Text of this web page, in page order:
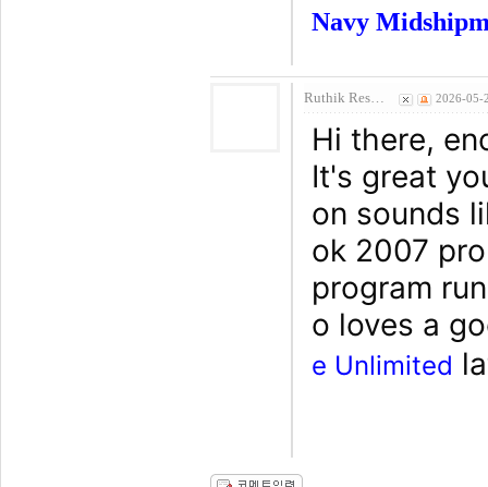
Navy
Ruthik Res… 2026-05-
Hi there,
It's great
on sounds
ok 2007
program
o loves a
e Unlimited